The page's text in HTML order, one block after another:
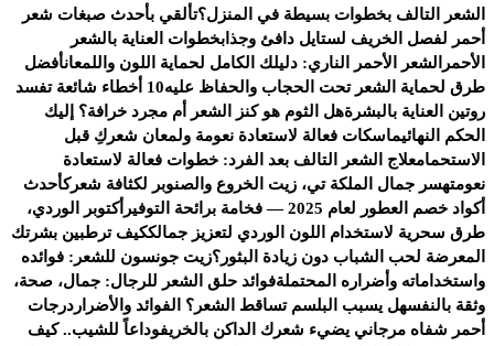
الشعر التالف بخطوات بسيطة في المنزل؟تألقي بأحدث صبغات شعر
أحمر لفصل الخريف لستايل دافئ وجذابخطوات العناية بالشعر
الأحمر الشعر الأحمر الناري: دليلك الكامل لحماية اللون واللمعانأفضل
طرق لحماية الشعر تحت الحجاب والحفاظ عليه
10 أخطاء شائعة تفسد
روتين العناية بالبشرةهل الثوم هو كنز الشعر أم مجرد خرافة؟ إليك
الحكم النهائيماسكات فعالة لاستعادة نعومة ولمعان شعركِ قبل
الاستحمامعلاج الشعر التالف بعد الفرد: خطوات فعالة لاستعادة
نعومتهسر جمال الملكة تي، زيت الخروع والصنوبر لكثافة شعركأحدث
أكواد خصم العطور لعام 2025 — فخامة برائحة التوفير
أكتوبر الوردي،
طرق سحرية لاستخدام اللون الوردي لتعزيز جمالككيف ترطبين بشرتك
المعرضة لحب الشباب دون زيادة البثور؟زيت جونسون للشعر: فوائده
واستخداماته وأضراره المحتملةفوائد حلق الشعر للرجال: جمال، صحة،
وثقة بالنفسهل يسبب البلسم تساقط الشعر؟ الفوائد والأضرار درجات
أحمر شفاه مرجاني يضيء شعرك الداكن بالخريفوداعاً للشيب.. كيف